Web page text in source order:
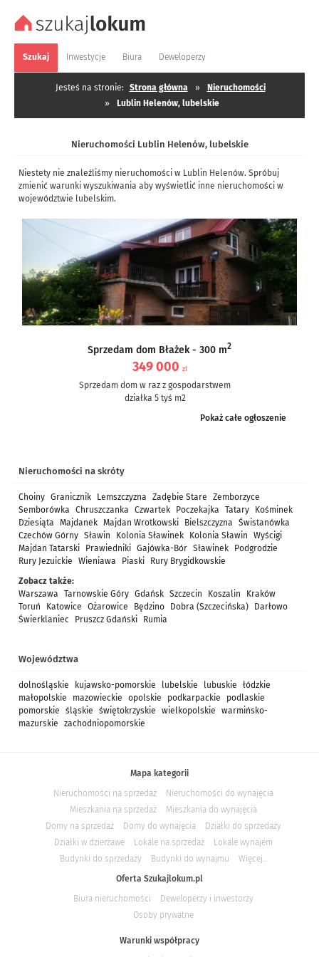
Szukaj Inwestycje Biura Deweloperzy
Jesteś na stronie: Strona główna »
Nieruchomości
»
Lublin Helenów, lubelskie
Nieruchomości Lublin Helenów, lubelskie
Niestety nie znaleźliśmy nieruchomości w Lublin Helenów. Spróbuj
zmienić warunki wyszukiwania aby wyświetlić inne nieruchomości w
województwie lubelskim.
Sprzedam dom Błażek - 300 m2
349 000 zł
Sprzedam dom w raz z gospodarstwem
działka 5 tyś m2
Pokaż całe ogłoszenie
Nieruchomości na skróty
Choiny Granicznik Lemszczyzna Zadębie Stare
Zemborzyce
Semborówka
Chruszczanka Czwartek Poczekajka Tatary
Kośminek
Dziesiąta
Majdanek Majdan Wrotkowski Bielszczyzna
Świstanówka
Czechów Górny Sławin Kolonia Sławinek Kolonia Sławin
Wyścigi
Majdan Tatarski
Prawiedniki Gajówka-Bór Sławinek
Podgrodzie
Rury Jezuickie
Wieniawa Piaski
Rury Brygidkowskie
Zobacz także:
Warszawa
Tarnowskie Góry Gdańsk Szczecin Koszalin
Kraków
Toruń
Katowice Ożarowice Będzino Dobra (Szczecińska)
Darłowo
Świerklaniec
Pruszcz Gdański Rumia
Województwa
dolnośląskie kujawsko-pomorskie lubelskie lubuskie
łódzkie
małopolskie
mazowieckie opolskie podkarpackie
podlaskie
pomorskie
śląskie świętokrzyskie wielkopolskie
warmińsko-
mazurskie
zachodniopomorskie
Mapa kategorii
Nieruchomości na sprzedaż
Nieruchomości do wynajęcia
Mieszkania na sprzedaż
Mieszkania do wynajęcia
Domy na sprzedaż
Domy do wynajęcia
Działki do sprzedaży
Działki w dzierżawe
Lokale na sprzedaż
Lokale wynajem
Budynki do sprzedaży
Budynki do wynajmu
Więcej...
Oferta Szukajlokum.pl
Biura nieruchomości
Deweloperzy i inwestorzy
Osoby prywatne
Warunki współpracy